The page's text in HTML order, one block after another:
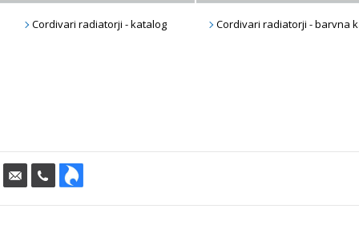
Cordivari radiatorji - katalog Cordivari radiatorji - barvna